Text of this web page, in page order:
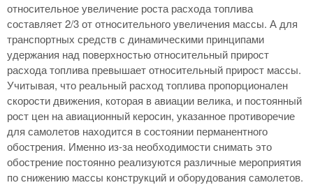
относительное увеличение роста расхода топлива
составляет 2/3 от относительного увеличения массы. А для
транспортных средств с динамическими принципами
удержания над поверхностью относительный прирост
расхода топлива превышает относительный прирост массы.
Учитывая, что реальный расход топлива пропорционален
скорости движения, которая в авиации велика, и постоянный
рост цен на авиационный керосин, указанное противоречие
для самолетов находится в состоянии перманентного
обострения. Именно из-за необходимости снимать это
обострение постоянно реализуются различные мероприятия
по снижению массы конструкций и оборудования самолетов.